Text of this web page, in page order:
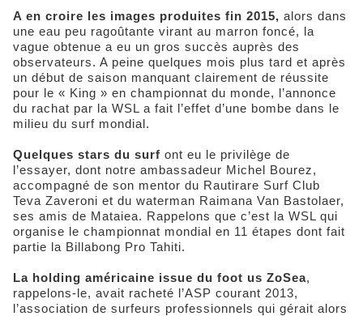
A en croire les images produites fin 2015, alors dans
une eau peu ragoûtante virant au marron foncé, la
vague obtenue a eu un gros succès auprès des
observateurs. A peine quelques mois plus tard et après
un début de saison manquant clairement de réussite
pour le « King » en championnat du monde, l’annonce
du rachat par la WSL a fait l’effet d’une bombe dans le
milieu du surf mondial.
Quelques stars du surf ont eu le privilège de
l’essayer, dont notre ambassadeur Michel Bourez,
accompagné de son mentor du Rautirare Surf Club
Teva Zaveroni et du waterman Raimana Van Bastolaer,
ses amis de Mataiea. Rappelons que c’est la WSL qui
organise le championnat mondial en 11 étapes dont fait
partie la Billabong Pro Tahiti.
La holding américaine issue du foot us ZoSea,
rappelons-le, avait racheté l’ASP courant 2013,
l’association de surfeurs professionnels qui gérait alors